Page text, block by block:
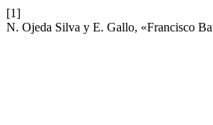
[1]
N. Ojeda Silva y E. Gallo, «Francisco